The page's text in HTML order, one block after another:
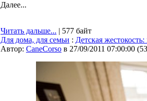
Далее...
Читать дальше... | 577 байт
Для дома, для семьи : Детская
Автор: CaneCorso в 27/09/2011 07:00:00 (